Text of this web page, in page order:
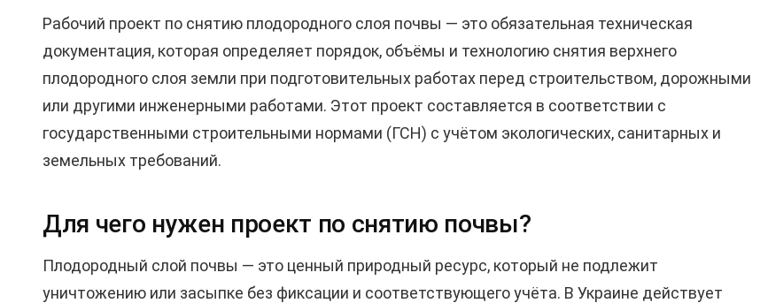
Рабочий проект по снятию плодородного слоя почвы — это обязательная техническая
документация, которая определяет порядок, объёмы и технологию снятия верхнего
плодородного слоя земли при подготовительных работах перед строительством, дорожными
или другими инженерными работами. Этот проект составляется в соответствии с
государственными строительными нормами (ГСН) с учётом экологических, санитарных и
земельных требований.
Для чего нужен проект по снятию почвы?
Плодородный слой почвы — это ценный природный ресурс, который не подлежит
уничтожению или засыпке без фиксации и соответствующего учёта. В Украине действует